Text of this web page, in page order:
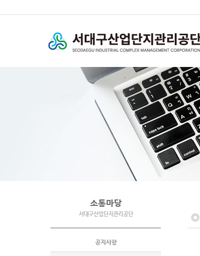
소통마당
서대구산업단지관리공단
공지사항